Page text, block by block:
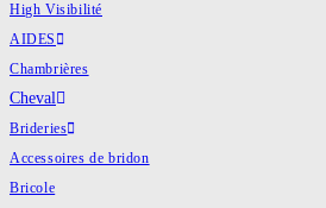
High Visibilité
AIDES
Chambrières
Cheval
Brideries
Accessoires de bridon
Bricole